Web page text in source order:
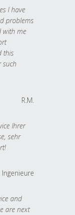
I have
problems
with me
this
such
R.M.
Ihrer
sehr
Ingenieure
and
are next